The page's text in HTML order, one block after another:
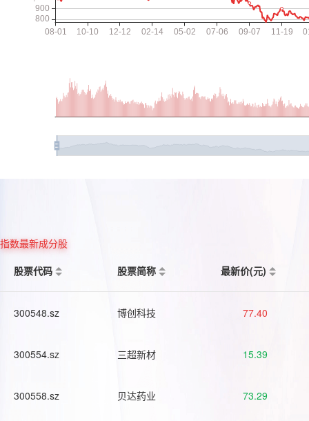
指数最新成分股
股票代码
股票简称 最新价(元)
300548.sz 博创科技 77.40
300554.sz 三超新材 15.39
300558.sz 贝达药业 73.29